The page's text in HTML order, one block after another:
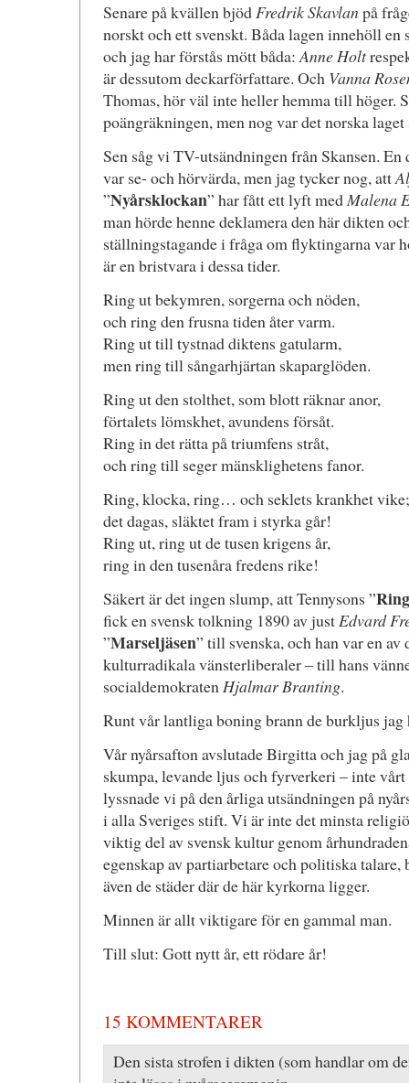
Senare på kvällen bjödFredrik Skavlanpå
norskt och ett svenskt. Båda lagen innehöll
och jag har förstås mött båda:Anne Holt
är dessutom deckarförfattare. Och Vanna
Thomas, hör väl inte heller hemma till höger.
poängräkningen, men nog var det norska laget
Sen såg vi TV-utsändningen från Skansen.
var se- och hörvärda, men jag tycker nog, att
”Nyårsklockan” har fått ett lyft medMalena
man hörde henne deklamera den här dikten
ställningstagande i fråga om flyktingarna var
är en bristvara i dessa tider.
Ring ut bekymren, sorgerna och nöden,
och ring den frusna tiden åter varm.
Ring ut till tystnad diktens gatularm,
men ring till sångarhjärtan skaparglöden.
Ring ut den stolthet, som blott räknar anor,
förtalets lömskhet, avundens försåt.
Ring in det rätta på triumfens stråt,
och ring till seger mänsklighetens fanor.
Ring, klocka, ring… och seklets krankhet vike;
det dagas, släktet fram i styrka går!
Ring ut, ring ut de tusen krigens år,
ring in den tusenåra fredens rike!
Säkert är det ingen slump, att Tennysons ”
fick en svensk tolkning 1890 av justEdvard
”Marseljäsen” till svenska, och han var en av
kulturradikala vänsterliberaler – till hans
socialdemokratenHjalmar Branting.
Runt vår lantliga boning brann de burkljus jag
Vår nyårsafton avslutade Birgitta och jag på
skumpa, levande ljus och fyrverkeri – inte
lyssnade vi på den årliga utsändningen på
i alla Sveriges stift. Vi är inte det minsta
viktig del av svensk kultur genom
egenskap av partiarbetare och politiska talare,
även de städer där de här kyrkorna ligger.
Minnen är allt viktigare för en gammal man.
Till slut: Gott nytt år, ett rödare år!
15 KOMMENTARER
Den sista strofen i dikten (som handlar om